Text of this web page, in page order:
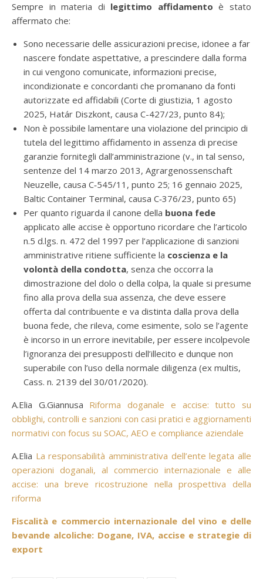
Sempre in materia di legittimo affidamento è stato
affermato che:
Sono necessarie delle assicurazioni precise, idonee a far
nascere fondate aspettative, a prescindere dalla forma
in cui vengono comunicate, informazioni precise,
incondizionate e concordanti che promanano da fonti
autorizzate ed affidabili (Corte di giustizia, 1 agosto
2025, Határ Diszkont, causa C-427/23, punto 84);
Non è possibile lamentare una violazione del principio di
tutela del legittimo affidamento in assenza di precise
garanzie fornitegli dall’amministrazione (v., in tal senso,
sentenze del 14 marzo 2013, Agrargenossenschaft
Neuzelle, causa C‑545/11, punto 25; 16 gennaio 2025,
Baltic Container Terminal, causa C‑376/23, punto 65)
Per quanto riguarda il canone della buona fede
applicato alle accise è opportuno ricordare che l’articolo
n.5 d.lgs. n. 472 del 1997 per l’applicazione di sanzioni
amministrative ritiene sufficiente la coscienza e la
volontà della condotta, senza che occorra la
dimostrazione del dolo o della colpa, la quale si presume
fino alla prova della sua assenza, che deve essere
offerta dal contribuente e va distinta dalla prova della
buona fede, che rileva, come esimente, solo se l’agente
è incorso in un errore inevitabile, per essere incolpevole
l’ignoranza dei presupposti dell’illecito e dunque non
superabile con l’uso della normale diligenza (ex multis,
Cass. n. 2139 del 30/01/2020).
A.Elia G.Giannusa Riforma doganale e accise: tutto su
obblighi, controlli e sanzioni con casi pratici e aggiornamenti
normativi con focus su SOAC, AEO e compliance aziendale
A.Elia La responsabilità amministrativa dell’ente legata alle
operazioni doganali, al commercio internazionale e alle
accise: una breve ricostruzione nella prospettiva della
riforma
Fiscalità e commercio internazionale del vino e delle
bevande alcoliche: Dogane, IVA, accise e strategie di
export